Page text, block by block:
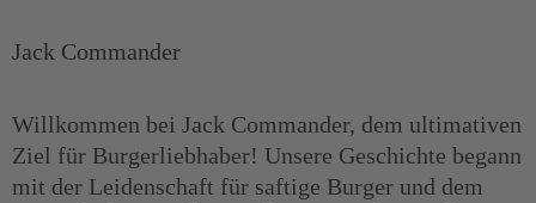
Jack Commander
Willkommen bei Jack Commander, dem ultimativen
Ziel für Burgerliebhaber! Unsere Geschichte begann
mit der Leidenschaft für saftige Burger und dem